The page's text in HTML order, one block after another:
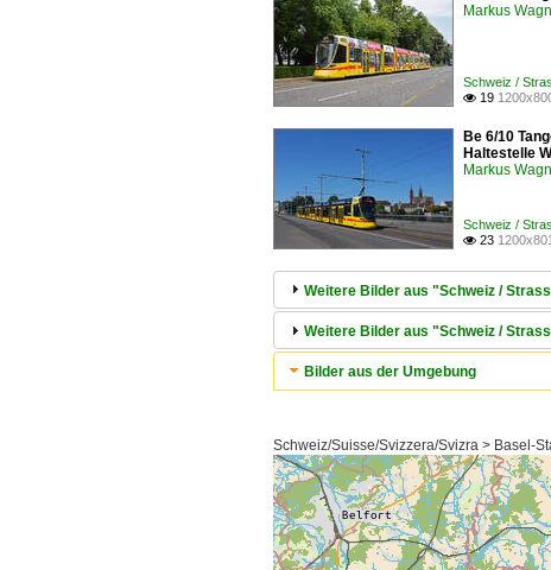
Markus
Schweiz /
 19
Be 6/10
Haltestelle
Markus
Schweiz /
 23
Weitere Bilder aus "Schweiz /
Weitere Bilder aus "Schweiz /
Bilder aus der Umgebung
Schweiz/Suisse/Svizzera/Svizra > Basel-